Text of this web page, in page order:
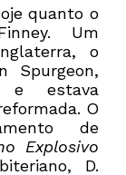
quanto o
Um
o
Spurgeon,
e estava
O
de
Explosivo
D.